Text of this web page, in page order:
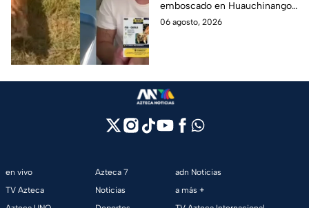
cuentas y le roban a sus
mascotas en
emboscado en Huauchinango,
Puebla, Además de quitarle
06 agosto, 2026
en vivo
TV Azteca
Azteca 7
Noticias
adn Noticias
a más +